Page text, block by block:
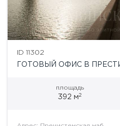
ID 11302
ГОТОВЫЙ ОФИС В
площадь
392 м2